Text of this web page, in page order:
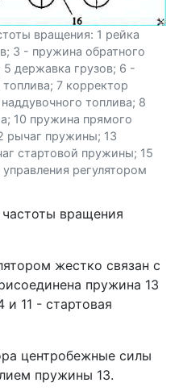
вращения: 1 рейка
3 - пружина обратного
державка грузов; 6 -
7 корректор
топлива; 8
10 пружина прямого
рычаг пружины; 13
стартовой пружины; 15
регулятором
вращения
жестко связан с
пружина 13
и 11 - стартовая
центробежные силы
пружины 13.